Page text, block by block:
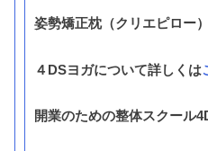
姿勢矯正枕（クリエピロー
４DSヨガについて詳しくは
開業のための整体スクール